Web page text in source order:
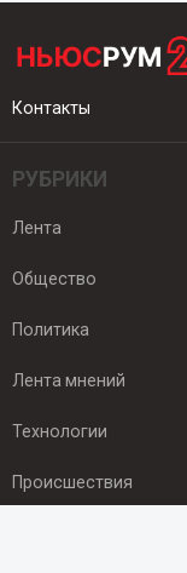
Контакты
РУБРИКИ
Лента
Общество
Политика
Лента мнений
Технологии
Происшествия